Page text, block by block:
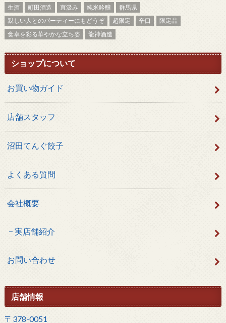
生酒
町田酒造 直汲み 純米吟醸
群馬県
親しい人とのパーティーにもどうぞ
超限定 辛口
限定品
食卓を彩る華やかな立ち姿
龍神酒造
ショップについて
お買い物ガイド
店舗スタッフ
沼田てんぐ餃子
よくある質問
会社概要
実店舗紹介
お問い合わせ
店舗情報
〒378-0051